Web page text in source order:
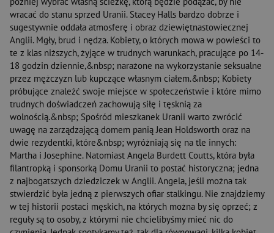
wracać do stanu sprzed Uranii. Stacey Halls bardzo dobrze i
sugestywnie oddała atmosferę i obraz dziewiętnastowiecznej
Anglii. Mgły, brud i nędza. Kobiety, o których mowa w powieści to
te z klas niższych, żyjące w trudnych warunkach, pracujące po 14-
18 godzin dziennie,&nbsp; narażone na wykorzystanie seksualne
przez mężczyzn lub kupczące własnym ciałem.&nbsp; Kobiety
próbujące znaleźć swoje miejsce w społeczeństwie i które mimo
trudnych doświadczeń zachowują siłę i tęsknią za
wolnością.&nbsp; Spośród mieszkanek Uranii warto zwrócić
uwagę na zarządzającą domem panią Jean Holdsworth oraz na
dwie rezydentki, które&nbsp; wyróżniają się na tle innych:
Martha i Josephine. Natomiast Angela Burdett Coutts, która była
filantropką i sponsorką Domu Uranii to postać historyczna; jedna
z najbogatszych dziedziczek w Anglii. Angela, jeśli można tak
stwierdzić była jedną z pierwszych ofiar stalkingu. Nie znajdziemy
w tej historii postaci męskich, na których można by się oprzeć; z
reguły są to osoby, z którymi nie chcielibyśmy mieć nic do